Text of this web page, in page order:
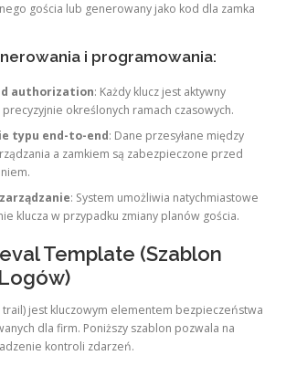
gościa lub generowany jako kod dla zamka
i programowania:
authorization: Każdy klucz jest aktywny
precyzyjnie określonych ramach czasowych.
typu end-to-end: Dane przesyłane między
a zamkiem są zabezpieczone przed
: System umożliwia natychmiastowe
klucza w przypadku zmiany planów gościa.
Template (Szablon
jest kluczowym elementem bezpieczeństwa
dla firm. Poniższy szablon pozwala na
kontroli zdarzeń.